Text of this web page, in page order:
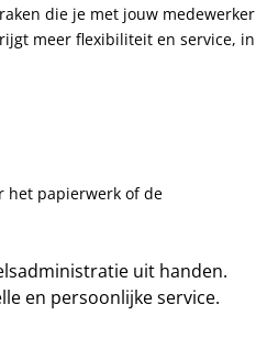
die je met jouw medewerker
meer flexibiliteit en service, in
het papierwerk of de
uit handen.
en persoonlijke service.